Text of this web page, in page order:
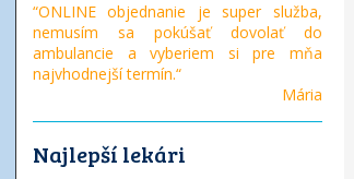
“ONLINE objednanie je super služba,
nemusím sa pokúšať dovolať do
ambulancie a vyberiem si pre mňa
najvhodnejší termín.“
Mária
Najlepší lekári